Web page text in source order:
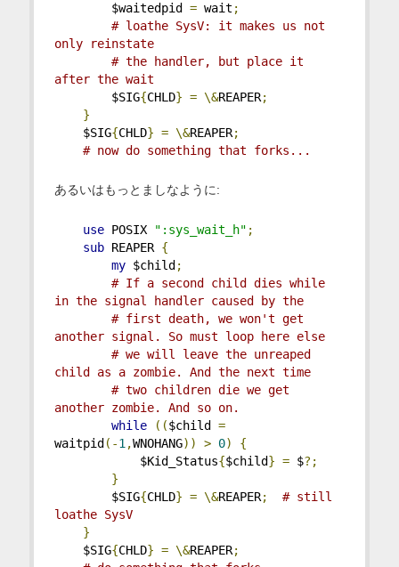
$waitedpid = wait ;
# loathe SysV: it makes us not
only reinstate
# the handler, but place it
after the wait
$SIG{CHLD} = \&REAPER;
}
$SIG{CHLD} = \&REAPER;
# now do something that forks...
あるいはもっとましなように:
use POSIX ":sys_wait_h" ;
sub REAPER {
my $child ;
# If a second child dies while
in the signal handler caused by the
# first death, we won't get
another signal. So must loop here else
# we will leave the unreaped
child as a zombie. And the next time
# two children die we get
another zombie. And so on.
while
(($child =
waitpid (-1,WNOHANG)) > 0)
{
$Kid_Status{$child} = $?;
}
$SIG{CHLD} = \&REAPER;
# still
loathe SysV
}
$SIG{CHLD} = \&REAPER;